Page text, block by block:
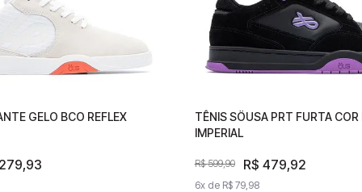
GELO BCO REFLEX
279,93
GELO BCO REFLEX
R$ 279,
TÊNIS SÖUSA PRT FURTA COR
IMPERIAL
R$ 599,90 R$ 479,92
6x de R$ 79, 98
TÊNIS SÖUSA PRT FURTA
REFLEX IMPERIAL
R$ 599 90 R$ 479,
6x deR$ 79